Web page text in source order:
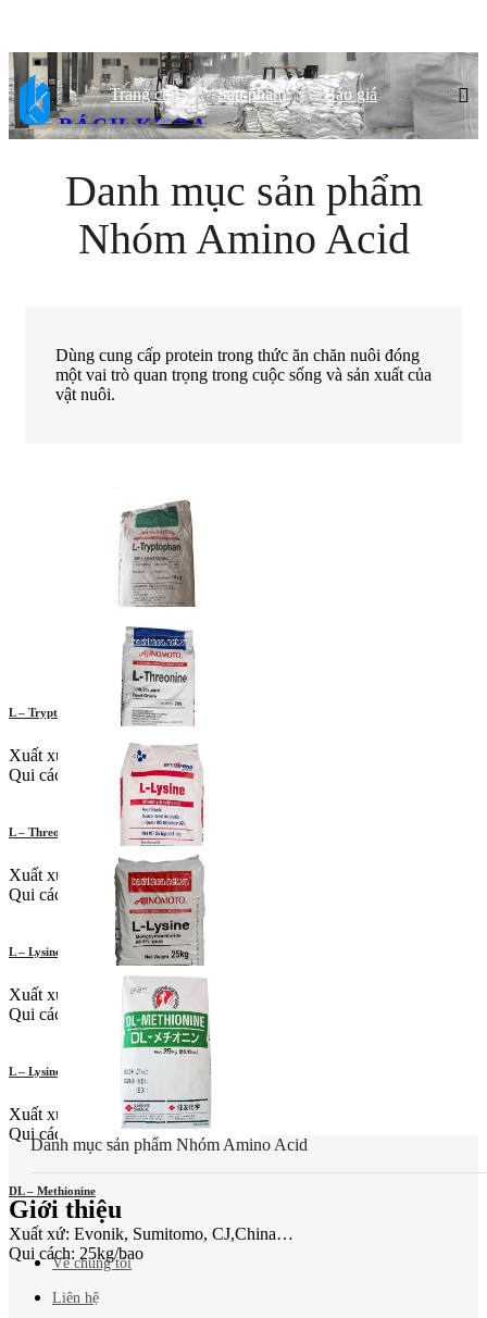
BÁCH KHOA
CHẤT LƯỢNG HÀNG ĐẦU, ĐỐI TÁC TIN CẬY
Trang chủ Sản phẩm Báo giá
Danh mục sản phẩm
Nhóm Amino Acid
Dùng cung cấp protein trong thức ăn chăn nuôi đóng
một vai trò quan trọng trong cuộc sống và sản xuất của
vật nuôi.
L – Tryptophan
Xuất xứ: Ajinomoto, CJ, Evonik
Qui cách: 10kg/bao, 20kg/bao
L – Threonine
Xuất xứ: Pháp, Trung Quốc
Qui cách: Bao giấy 25kg
L – Lysine CJ
Xuất xứ: Indonesia
Qui cách: 25kg/bao
L – Lysine Aj
Xuất xứ: Nhật
Qui cách: 25kg/bao
DL – Methionine
Xuất xứ: Evonik, Sumitomo, CJ,China…
Qui cách: 25kg/bao
Danh mục sản phẩm Nhóm Amino Acid
Giới thiệu
Về chúng tôi
Liên hệ